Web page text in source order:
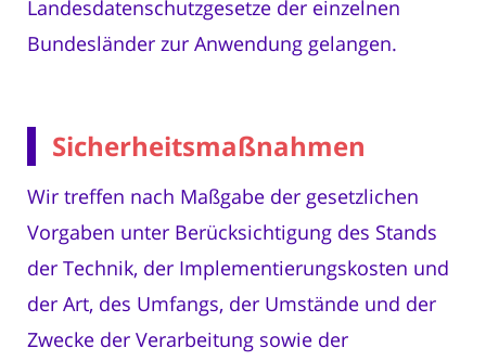
Landesdatenschutzgesetze der einzelnen
Bundesländer zur Anwendung gelangen.
Sicherheitsmaßnahmen
Wir treffen nach Maßgabe der gesetzlichen
Vorgaben unter Berücksichtigung des Stands
der Technik, der Implementierungskosten und
der Art, des Umfangs, der Umstände und der
Zwecke der Verarbeitung sowie der